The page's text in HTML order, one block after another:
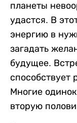
планеты
удастся. В
энергию в
загадать
будущее.
способствует
Многие
вторую